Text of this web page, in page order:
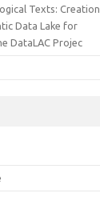
Texts: Creation
Data Lake for
DataLAC Projec